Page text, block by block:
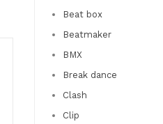
Beat box
Beatmaker
BMX
Break dance
Clash
Clip